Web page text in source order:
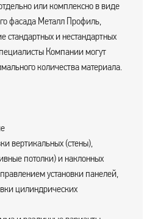
или комплексно в виде
фасада Металл Профиль,
стандартных и нестандартных
Компании могут
количества материала.
вертикальных (стены),
потолки) и наклонных
установки панелей,
цилиндрических